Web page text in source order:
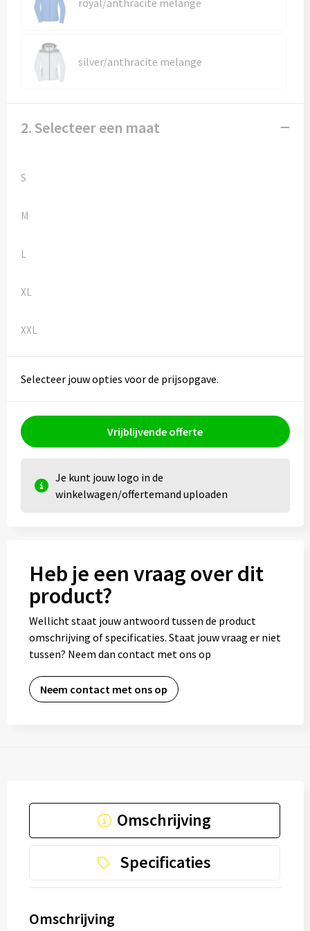
Kledingaccessoires
Vesten
royal/anthracite melange
silver/anthracite melange
2. Selecteer een maat
S
M
L
XL
XXL
Selecteer jouw opties voor de prijsopgave.
Vrijblijvende offerte
Je kunt jouw logo in de
winkelwagen/offertemand uploaden
Heb je een vraag over dit
product?
Wellicht staat jouw antwoord tussen de product
omschrijving of specificaties. Staat jouw vraag er niet
tussen? Neem dan contact met ons op
Neem contact met ons op
Omschrijving
Specificaties
Omschrijving